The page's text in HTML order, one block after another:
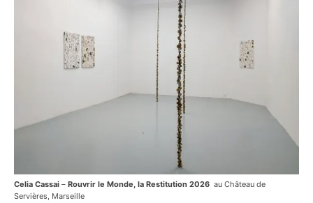
Celia Cassai – Rouvrir le Monde, la Restitution 2026 au Château de
Servières, Marseille